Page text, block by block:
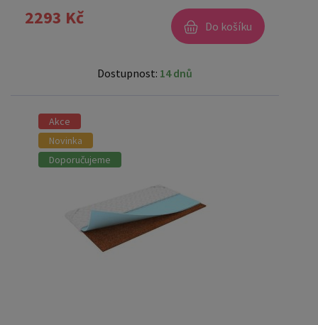
2293 Kč Do košíku
Dostupnost: 14 dnů
Akce
Novinka
Doporučujeme